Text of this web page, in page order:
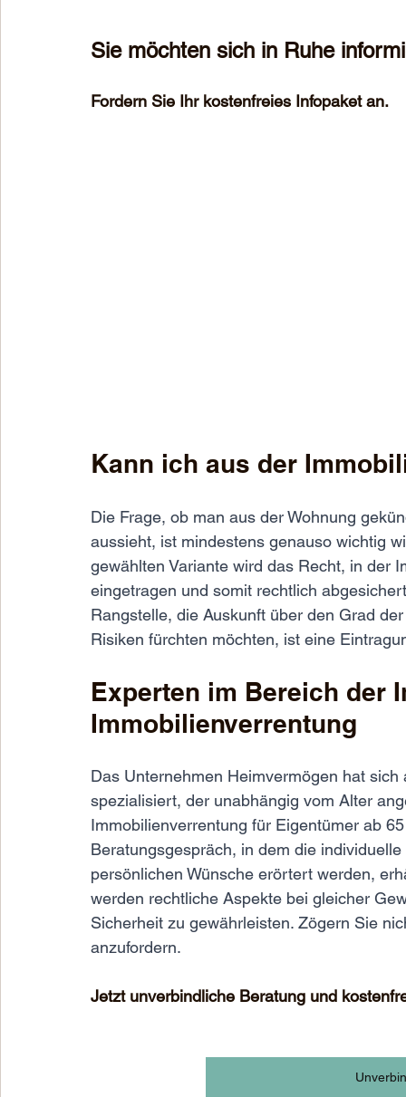
Sie möchten sich in Ruhe
Fordern Sie Ihr kostenfreies Infopaket an.
Kann ich aus der
Die Frage, ob man aus der Wohnung
aussieht, ist mindestens genauso wichtig
gewählten Variante wird das Recht, in der
eingetragen und somit rechtlich
Rangstelle, die Auskunft über den Grad
Risiken fürchten möchten, ist eine
Experten im Bereich
Immobilienverrentung
Das Unternehmen Heimvermögen hat
spezialisiert, der unabhängig vom Alter
Immobilienverrentung für Eigentümer ab
Beratungsgespräch, in dem die
persönlichen Wünsche erörtert werden,
werden rechtliche Aspekte bei gleicher
Sicherheit zu gewährleisten. Zögern Sie
anzufordern.
Jetzt unverbindliche Beratung und